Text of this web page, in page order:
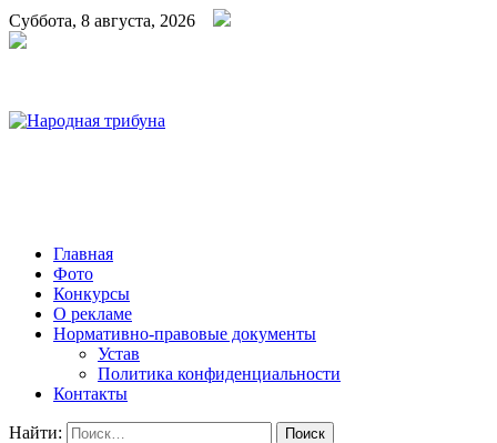
Суббота, 8 августа, 2026
Главная
Фото
Конкурсы
О рекламе
Нормативно-правовые документы
Устав
Политика конфиденциальности
Контакты
Найти: